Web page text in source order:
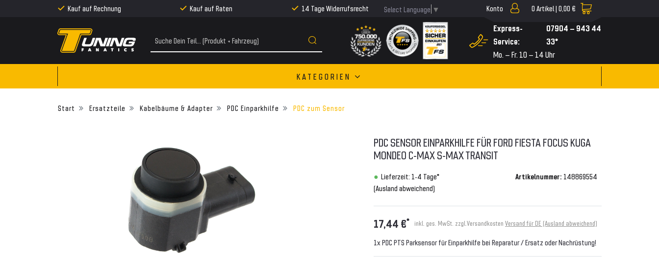
Kauf auf Rechnung Kauf auf Raten 14 Tage Widerrufsrecht Select Language ▼ Konto 0 Artikel | 0,00 €
Express-
Service:
07904 – 943 44
33*
Mo. – Fr. 10 – 14 Uhr
KATEGORIEN
Ersatzteile Kabelbäume & Adapter PDC Einparkhilfe PDC zum Sensor
PDC SENSOR EINPARKHILFE FÜR FORD FIESTA FOCUS KUGA
MONDEO C-MAX S-MAX TRANSIT
Lieferzeit: 1-4 Tage*
(Ausland abweichend)
Artikelnummer: 148869554
17,44 €* inkl. ges. MwSt. zzgl. Versandkosten Versand für DE (Ausland abweichend)
1x PDC PTS Parksensor für Einparkhilfe bei Reparatur / Ersatz oder Nachrüstung!